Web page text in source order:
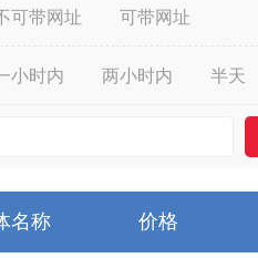
可带网址 可带网址
小时内 两小时内 半天
名称 价格